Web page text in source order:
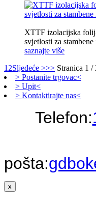
XTTF izolacijska
svjetlosti za
saznajte više
1 2Sljedeće >>> Stranica 1 /
> Postanite trgovac<
> Upit<
> Kontaktirajte nas<
Telefon:
pošta:
x